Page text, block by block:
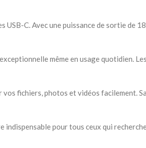
C. Avec une puissance de sortie de
même en usage quotidien.
fichiers, photos et vidéos facilement.
pour tous ceux qui